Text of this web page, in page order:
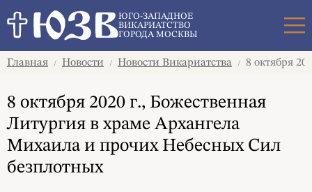
ЮГО-ЗАПАДНОЕ
ВИКАРИАТСТВО
ГОРОДА МОСКВЫ
Главная / Новости / Новости Викариатства / 8 октября
8 октября 2020 г., Божественная
Литургия в храме Архангела
Михаила и прочих Небесных Сил
безплотных